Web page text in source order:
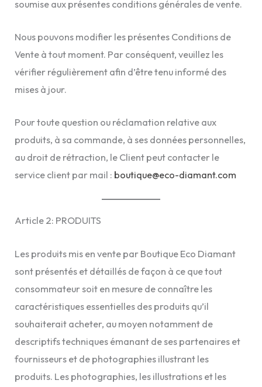
soumise aux présentes conditions générales de vente.
Nous pouvons modifier les présentes Conditions de
Vente à tout moment. Par conséquent, veuillez les
vérifier régulièrement afin d’être tenu informé des
mises à jour.
Pour toute question ou réclamation relative aux
produits, à sa commande, à ses données personnelles,
au droit de rétraction, le Client peut contacter le
service client par mail : boutique@eco-diamant.com
Article 2: PRODUITS
Les produits mis en vente par Boutique Eco Diamant
sont présentés et détaillés de façon à ce que tout
consommateur soit en mesure de connaître les
caractéristiques essentielles des produits qu’il
souhaiterait acheter, au moyen notamment de
descriptifs techniques émanant de ses partenaires et
fournisseurs et de photographies illustrant les
produits. Les photographies, les illustrations et les